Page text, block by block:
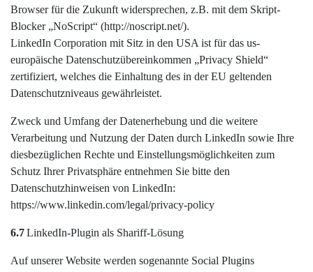
Browser für die Zukunft widersprechen, z.B. mit dem Skript-
Blocker „NoScript“ (http://noscript.net/).
LinkedIn Corporation mit Sitz in den USA ist für das us-
europäische Datenschutzübereinkommen „Privacy Shield“
zertifiziert, welches die Einhaltung des in der EU geltenden
Datenschutzniveaus gewährleistet.
Zweck und Umfang der Datenerhebung und die weitere
Verarbeitung und Nutzung der Daten durch LinkedIn sowie Ihre
diesbezüglichen Rechte und Einstellungsmöglichkeiten zum
Schutz Ihrer Privatsphäre entnehmen Sie bitte den
Datenschutzhinweisen von LinkedIn:
https://www.linkedin.com/legal/privacy-policy
6.7LinkedIn-Plugin als Shariff-Lösung
Auf unserer Website werden sogenannte Social Plugins